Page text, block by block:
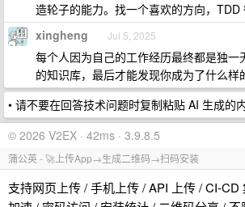
造轮子的能力。找一个喜欢的方向，TDD
xingheng Jul 5, 2025
每个人因为自己的工作经历最终都是独一
的知识库，最后才能发现你成为了什么样
• 请不要在回答技术问题时复制粘贴 AI 生成的
© 2026 V2EX · 42ms · 3.9.8.5
蒲公英 - 🚀上传App→生成二维码→扫码安装
支持网页上传 / 手机上传 / API 上传 / CI-CD